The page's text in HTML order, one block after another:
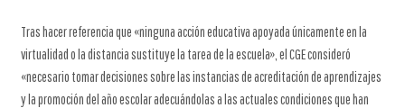
Tras hacer referencia que «ninguna acción educativa apoyada únicamente en la
virtualidad o la distancia sustituye la tarea de la escuela», el CGE consideró
«necesario tomar decisiones sobre las instancias de acreditación de aprendizajes
y la promoción del año escolar adecuándolas a las actuales condiciones que han